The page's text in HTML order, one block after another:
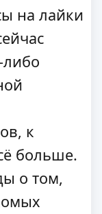
на лайки
либо
к
больше.
о том,